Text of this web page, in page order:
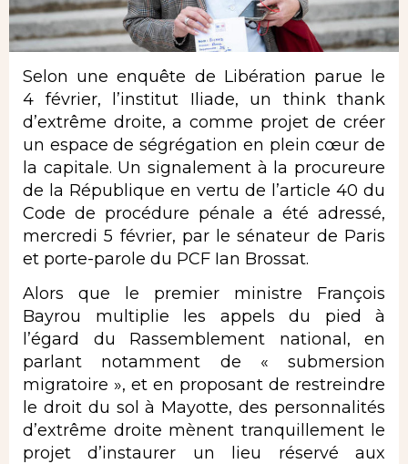
Selon une enquête de Libération parue le
4 février, l’institut Iliade, un think thank
d’extrême droite, a comme projet de créer
un espace de ségrégation en plein cœur de
la capitale. Un signalement à la procureure
de la République en vertu de l’article 40 du
Code de procédure pénale a été adressé,
mercredi 5 février, par le sénateur de Paris
et porte-parole du PCF Ian Brossat.
Alors que le premier ministre François
Bayrou multiplie les appels du pied à
l’égard du Rassemblement national, en
parlant notamment de « submersion
migratoire », et en proposant de restreindre
le droit du sol à Mayotte, des personnalités
d’extrême droite mènent tranquillement le
projet d’instaurer un lieu réservé aux